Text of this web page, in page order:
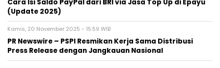
Cara Isi Saldo PayPal dari BRI via Jasa Top Up di Epayu
(Update 2025)
Kamis, 20 November 2025 - 15:59 WIB
PR Newswire – PSPI Resmikan Kerja Sama Distribusi
Press Release dengan Jangkauan Nasional